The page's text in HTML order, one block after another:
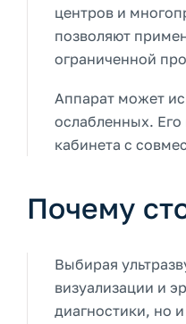
центров и
позволяют
ограниченной
Аппарат может
ослабленных. Его
кабинета с
Почему
Выбирая
визуализации и
диагностики, но